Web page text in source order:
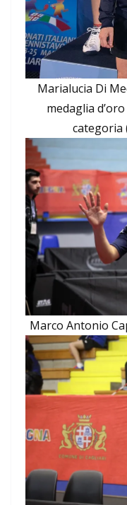
Marialucia Di
medaglia
categoria
Marco Antonio